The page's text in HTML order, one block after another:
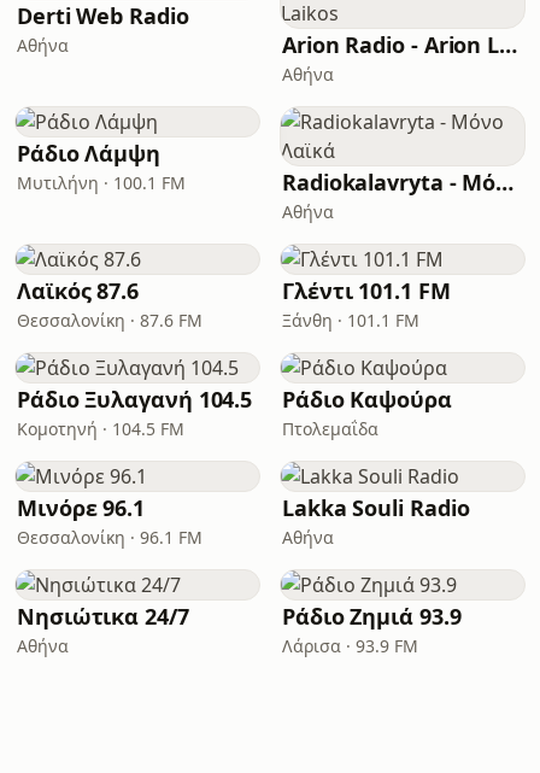
Derti Web Radio
Αθήνα Arion Radio - Arion Laikos
Αθήνα
Ράδιο Λάμψη
Μυτιλήνη · 100.1 FM Radiokalavryta - Μόνο Λαϊκά
Αθήνα
Λαϊκός 87.6
Θεσσαλονίκη · 87.6 FM
Γλέντι 101.1 FM
Ξάνθη · 101.1 FM
Ράδιο Ξυλαγανή 104.5
Κομοτηνή · 104.5 FM
Ράδιο Καψούρα
Πτολεμαΐδα
Μινόρε 96.1
Θεσσαλονίκη · 96.1 FM
Lakka Souli Radio
Αθήνα
Νησιώτικα 24/7
Αθήνα
Ράδιο Ζημιά 93.9
Λάρισα · 93.9 FM